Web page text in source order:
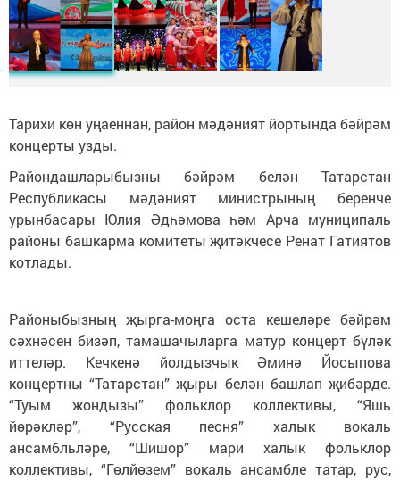
Тарихи көн уңаеннан, район мәдәният йортында бәйрәм
концерты узды.
Райондашларыбызны бәйрәм белән Татарстан
Республикасы мәдәният министрының беренче
урынбасары Юлия Әдһәмова һәм Арча муниципаль
районы башкарма комитеты җитәкчесе Ренат Гатиятов
котлады.
Районыбызның җырга-моңга оста кешеләре бәйрәм
сәхнәсен бизәп, тамашачыларга матур концерт бүләк
иттеләр. Кечкенә йолдызчык Әминә Йосыпова
концертны “Татарстан” җыры белән башлап җибәрде.
“Туым жондызы” фольклор коллективы, “Яшь
йөрәкләр”, “Русская песня” халык вокаль
ансамбльләре, “Шишор” мари халык фольклор
коллективы, “Гөлйөзем” вокаль ансамбле татар, рус,